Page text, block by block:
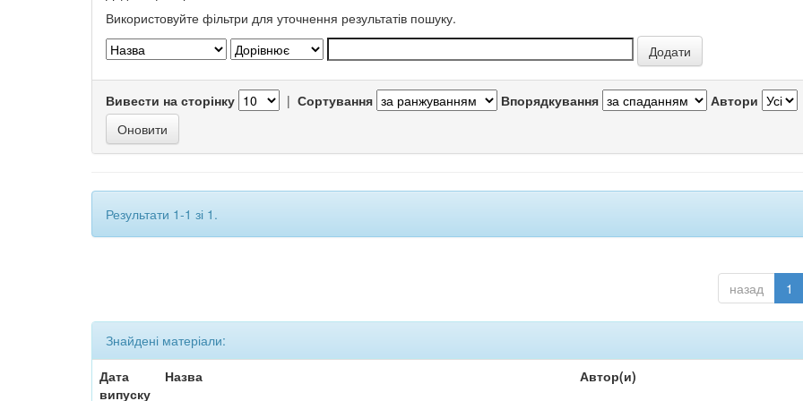
Використовуйте фільтри для уточнення результатів пошуку.
Вивести на сторінку | Сортування Впорядкування Автори
Результати 1-1 зі 1.
назад 1
Знайдені матеріали:
Дата
випуску
Назва Автор(и)